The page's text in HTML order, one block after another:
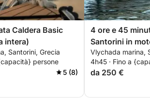
Caldera Basic
intera)
Santorini, Grecia
persone
5 (8)
4 ore e 45
Santorini in
Vlychada marina,
4h45 · Fino a
da 250 €